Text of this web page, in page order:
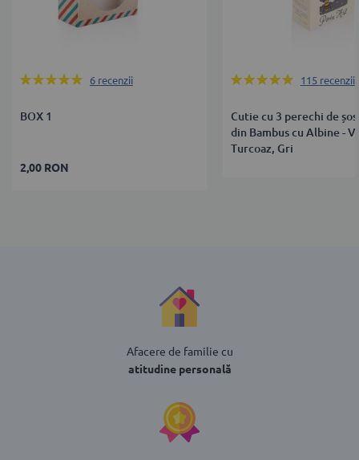
Rating:
6 recenzii
BOX 1
2,00 RON
Rating:
115 recenzii
Cutie cu 3 perechi de
din Bambus cu Albine -
Turcoaz, Gri
Afacere de familie cu
atitudine personală